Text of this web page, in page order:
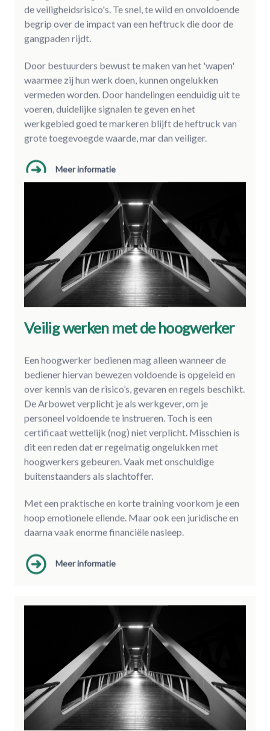
de veiligheidsrisico's. Te snel, te wild en onvoldoende
begrip over de impact van een heftruck die door de
gangpaden rijdt.
Door bestuurders bewust te maken van het 'wapen'
waarmee zij hun werk doen, kunnen ongelukken
vermeden worden. Door handelingen eenduidig uit te
voeren, duidelijke signalen te geven en het
werkgebied goed te markeren blijft de heftruck van
grote toegevoegde waarde, mar dan veiliger.
Meer informatie
Veilig werken met de hoogwerker
Een hoogwerker bedienen mag alleen wanneer de
bediener hiervan bewezen voldoende is opgeleid en
over kennis van de risico’s, gevaren en regels beschikt.
De Arbowet verplicht je als werkgever, om je
personeel voldoende te instrueren. Toch is een
certificaat wettelijk (nog) niet verplicht. Misschien is
dit een reden dat er regelmatig ongelukken met
hoogwerkers gebeuren. Vaak met onschuldige
buitenstaanders als slachtoffer.
Met een praktische en korte training voorkom je een
hoop emotionele ellende. Maar ook een juridische en
daarna vaak enorme financiële nasleep.
Meer informatie